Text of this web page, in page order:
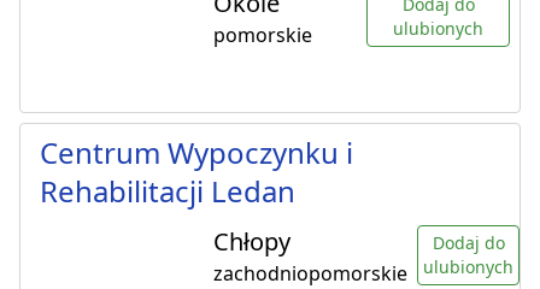
pomorskie
ulubionych
Centrum Wypoczynku i
Rehabilitacji Ledan
Chłopy
zachodniopomorskie
Dodaj do
ulubionych